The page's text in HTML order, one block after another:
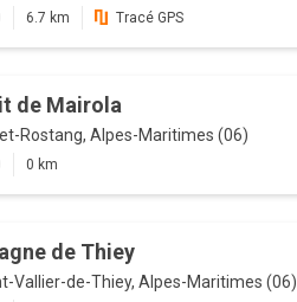
6.7 km Tracé GPS
de Mairola
Rostang, Alpes-Maritimes (06)
0 km
de Thiey
Vallier-de-Thiey, Alpes-Maritimes (06)